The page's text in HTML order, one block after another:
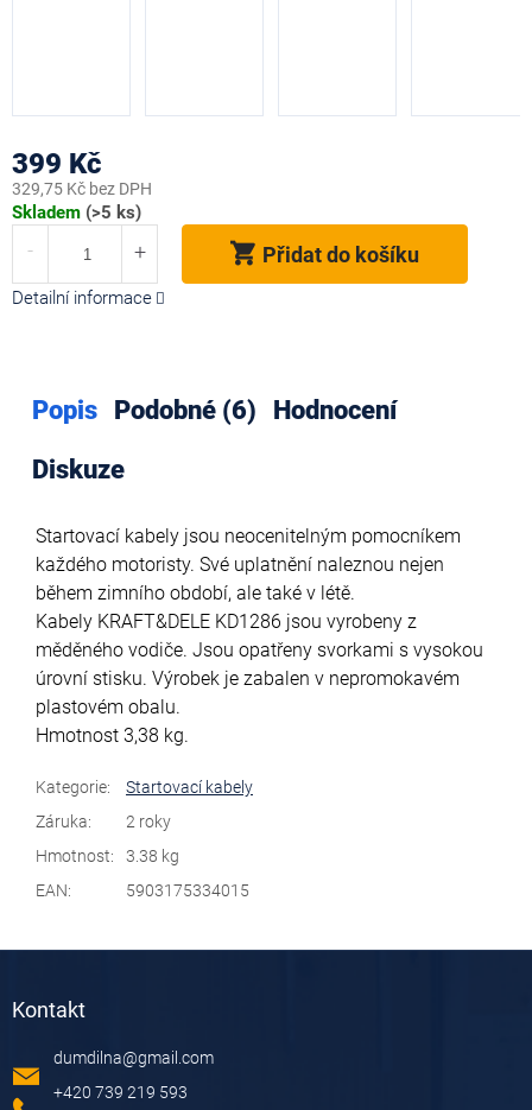
399 Kč
329,75 Kč bez DPH
Měrná
Skladem (>5 ks)
Přidat do košíku
Detailní informace
Popis Podobné (6)
Hodnocení
Diskuze
Startovací kabely jsou neocenitelným pomocníkem
každého motoristy. Své uplatnění naleznou nejen
během zimního období, ale také v létě.
Kabely KRAFT&DELE KD1286 jsou vyrobeny z
měděného vodiče. Jsou opatřeny svorkami s vysokou
úrovní stisku. Výrobek je zabalen v nepromokavém
plastovém obalu.
Hmotnost 3,38 kg.
Kategorie:
Startovací kabely
Záruka:
2 roky
Hmotnost:
3.38 kg
EAN: 5903175334015
Kontakt
dumdilna@gmail.com
+420 739 219 593